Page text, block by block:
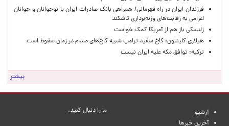
​فرزندان ایران در راه قهرمانی/ همراهی بانک صادرات ایران با نوجوانان و جوانان
اعزامی به رقابت‌های وزنه‌برداری تاشکند
زلنسکی باز هم از آمریکا کمک خواست
هیلاری کلینتون: کاخ سفید ترامپ شبیه کاخ‌های صدام در زمان سقوط است
ترکیه: توافق مکه علیه ایران نیست
بیشتر
آرشیو
آخرین خبرها
ما را دنبال کنید.